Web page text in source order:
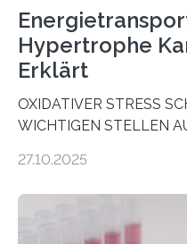
Hypertrophe
Erklärt
OXIDATIVER STRESS
WICHTIGEN STELLEN
aus dem Deutschen
im Journal Circulation,
der Hypertrophen
27.10.2025